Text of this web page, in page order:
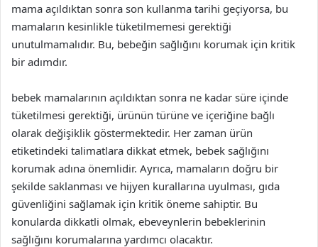
mama açıldıktan sonra son kullanma tarihi geçiyorsa, bu
mamaların kesinlikle tüketilmemesi gerektiği
unutulmamalıdır. Bu, bebeğin sağlığını korumak için kritik
bir adımdır.
bebek mamalarının açıldıktan sonra ne kadar süre içinde
tüketilmesi gerektiği, ürünün türüne ve içeriğine bağlı
olarak değişiklik göstermektedir. Her zaman ürün
etiketindeki talimatlara dikkat etmek, bebek sağlığını
korumak adına önemlidir. Ayrıca, mamaların doğru bir
şekilde saklanması ve hijyen kurallarına uyulması, gıda
güvenliğini sağlamak için kritik öneme sahiptir. Bu
konularda dikkatli olmak, ebeveynlerin bebeklerinin
sağlığını korumalarına yardımcı olacaktır.